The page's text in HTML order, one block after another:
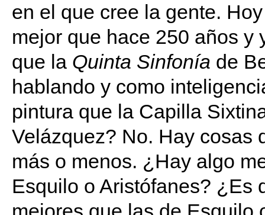
en el que cree la gente.
mejor que hace 250 años y
que la Quinta Sinfonía de
hablando y como
pintura que la Capilla
Velázquez? No. Hay cosas
más o menos. ¿Hay algo
Esquilo o Aristófanes? ¿Es